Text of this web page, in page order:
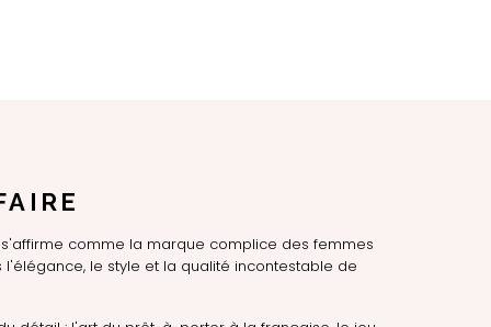
s'affirme comme la marque complice des femmes
le style et la qualité incontestable de